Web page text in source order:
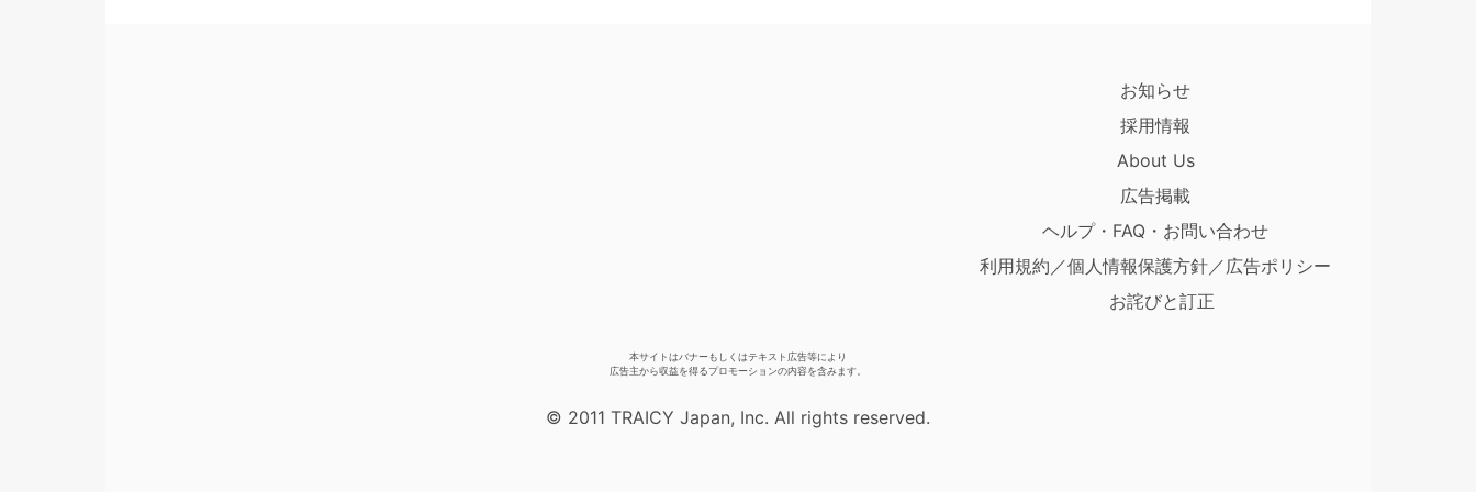
お知らせ
採用情報
About Us
広告掲載
ヘルプ・FAQ・お問い合わせ
利用規約／個人情報保護方針／広告ポリシー
お詫びと訂正
本サイトはバナーもしくはテキスト広告等により
広告主から収益を得るプロモーションの内容を含みます。
© 2011 TRAICY Japan, Inc. All rights reserved.